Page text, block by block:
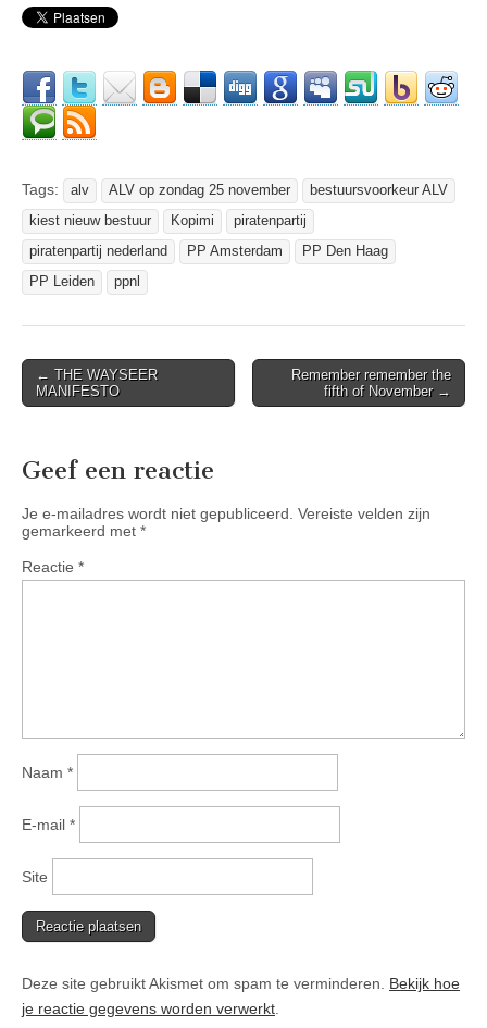
Tags: alv ALV op zondag 25 november
bestuursvoorkeur ALV
kiest nieuw bestuur
Kopimi
piratenpartij
piratenpartij nederland
PP Amsterdam
PP Den Haag
PP Leiden
ppnl
Post
navigation
← THE WAYSEER
MANIFESTO
Remember remember the
fifth of November →
Geef een reactie
Je e-mailadres wordt niet gepubliceerd. Vereiste velden zijn
gemarkeerd met *
Reactie *
Naam *
E-mail *
Site
Deze site gebruikt Akismet om spam te verminderen. Bekijk hoe
je reactie gegevens worden verwerkt